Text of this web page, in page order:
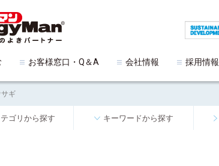
お客様窓口・Q＆A 会社情報 採用情報
ギ
ゴリから探す キーワードから探す